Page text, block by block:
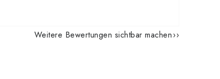
Weitere Bewertungen sichtbar machen